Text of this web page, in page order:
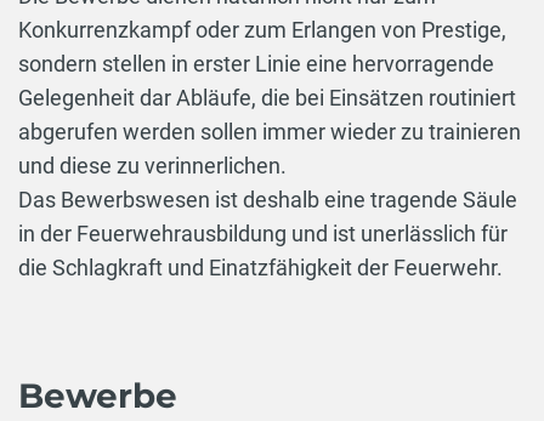
Konkurrenzkampf oder zum Erlangen von Prestige,
sondern stellen in erster Linie eine hervorragende
Gelegenheit dar Abläufe, die bei Einsätzen routiniert
abgerufen werden sollen immer wieder zu trainieren
und diese zu verinnerlichen.
Das Bewerbswesen ist deshalb eine tragende Säule
in der Feuerwehrausbildung und ist unerlässlich für
die Schlagkraft und Einatzfähigkeit der Feuerwehr.
Bewerbe